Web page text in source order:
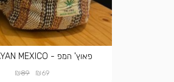
פאוץ' המפ - HIMALAYAN MEXICO
₪69
₪89